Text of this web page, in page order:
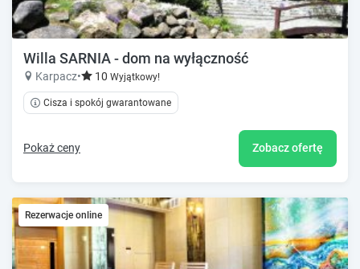
Willa SARNIA - dom na wyłączność
Karpacz• 10 Wyjątkowy!
Cisza i spokój gwarantowane
Pokaż ceny Zobacz ofertę
Rezerwacje online